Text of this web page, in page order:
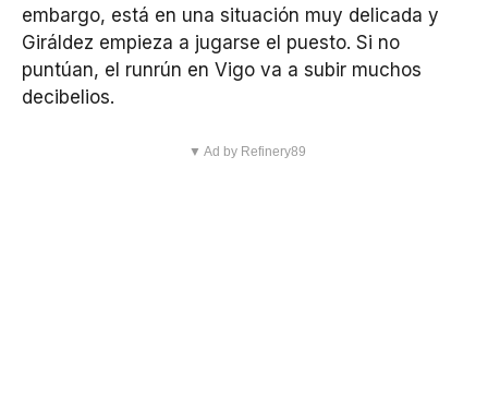
embargo, está en una situación muy delicada y
Giráldez empieza a jugarse el puesto. Si no
puntúan, el runrún en Vigo va a subir muchos
decibelios.
▼ Ad by Refinery89